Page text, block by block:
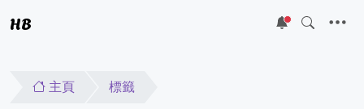
HB 5
主頁 標籤